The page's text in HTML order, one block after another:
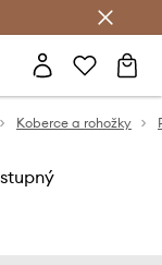
Koberce a rohožky